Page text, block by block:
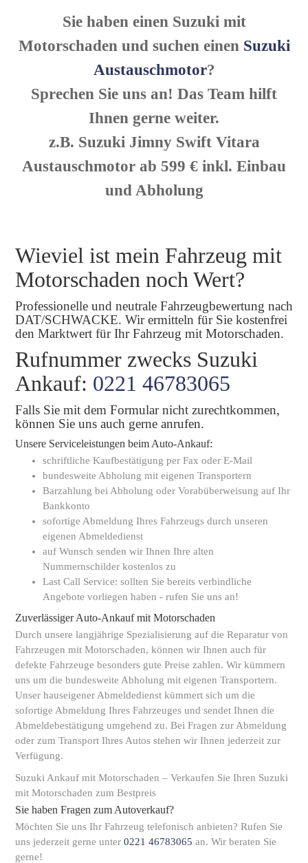
Sie haben einen Suzuki mit
Motorschaden und suchen einen Suzuki
Austauschmotor?
Sprechen Sie uns an! Das Team hilft
Ihnen gerne weiter.
z.B. Suzuki Jimny Swift Vitara
Austauschmotor ab 599 € inkl. Einbau
und Abholung
Wieviel ist mein Fahrzeug mit
Motorschaden noch Wert?
Professionelle und neutrale Fahrzeugbewertung nach
DAT/SCHWACKE. Wir ermitteln für Sie kostenfrei
den Marktwert für Ihr Fahrzeug mit Motorschaden.
Rufnummer zwecks Suzuki
Ankauf: 0221 46783065
Falls Sie mit dem Formular nicht zurechtkommen,
können Sie uns auch gerne anrufen.
Unsere Serviceleistungen beim Auto-Ankauf:
schriftliche Kaufbestätigung per Fax oder E-Mail
bundesweite Abholung mit eigenen Transportern
Barzahlung bei Abholung oder Vorabüberweisung auf Ihr
Bankkonto
sofortige Abmeldung Ihres Fahrzeugs durch unseren
eigenen Abmeldedienst
auf Wunsch senden wir Ihnen Ihre alten
Nummernschilder kostenlos zu
Last Call Service: sollten Sie bereits verbindliche
Angebote vorliegen haben - rufen Sie uns an!
Zuverlässiger Auto-Ankauf mit Motorschaden
Durch unsere langjährige Spezialisierung auf die Reparatur von
Fahrzeugen mit Motorschaden, können wir Ihnen auch für
defekte Fahrzeuge besonders gute Preise zahlen. Wir kümmern
uns um die bundesweite Abholung mit eigenen Transportern.
Unser hauseigener Abmeldedienst kümmert sich um die
sofortige Abmeldung Ihres Fahrzeuges und sendet Ihnen die
Abmeldebestätigung umgehend zu. Bei Fragen zur Abmeldung
oder zum Transport Ihres Autos stehen wir Ihnen jederzeit zur
Verfügung.
Suzuki Ankauf mit Motorschaden – Verkaufen Sie Ihren Suzuki
mit Motorschaden zum Bestpreis
Sie haben Fragen zum Autoverkauf?
Möchten Sie uns Ihr Fahrzeug telefonisch anbieten? Rufen Sie
uns jederzeit gerne unter 0221 46783065 an. Wir beraten Sie
gerne!